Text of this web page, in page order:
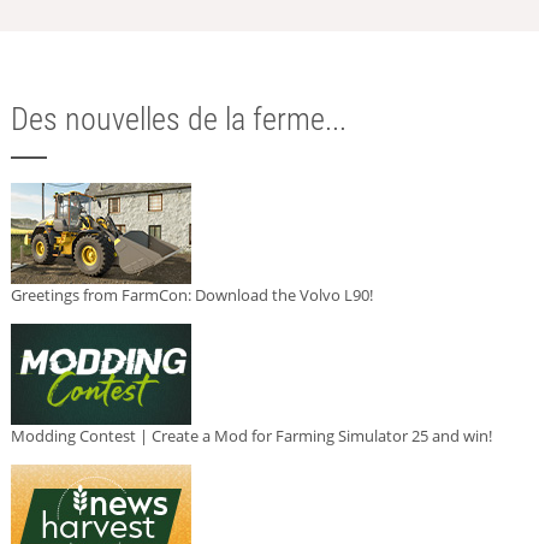
Des nouvelles de la ferme...
Greetings from FarmCon: Download the Volvo L90!
Modding Contest | Create a Mod for Farming Simulator 25 and win!